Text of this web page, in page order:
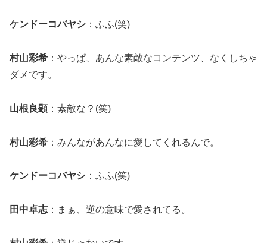
ケンドーコバヤシ ：ふふ(笑)
村山彩希 ：やっぱ、あんな素敵なコンテンツ、なくしちゃ
ダメです。
山根良顕：素敵な？(笑)
村山彩希 ：みんながあんなに愛してくれるんで。
ケンドーコバヤシ ：ふふ(笑)
田中卓志 ：まぁ、逆の意味で愛されてる。